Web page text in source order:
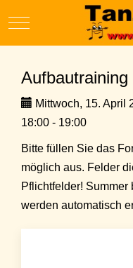
Mobile Menu Toggle
Mittwoch, 15. April
18:00 - 19:00
Bitte füllen Sie das
möglich aus. Felder
Pflichtfelder!
werden automatisch